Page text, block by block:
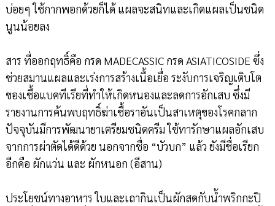
บ่อยๆ ใช้กากพอกด้วยก็ได้ แผลจะสนิทและเกิดแผลเป็นชนิด
นูนน้อยลง
สาร ที่ออกฤทธิ์คือ กรด MADECASSIC กรด ASIATICOSIDE ซึ่ง
ช่วยสมานแผลและเร่งการสร้างเนื้อเยื่อ ระงับการเจริญเติบโต
ของเชื้อแบคทีเรียที่ทำให้เกิดหนองและลดการอักเสบ ซึ่งมี
รายงานการค้นพบฤทธิ์ฆ่าเชื้อราอันเป็นสาเหตุของโรคกลาก
ปัจจุบันมีการพัฒนายาเตรียมชนิดครีม ใช้ทารักษาแผลอักเสบ
จากการผ่าตัดได้ดีด้วย นอกจากชื่อ “บัวบก” แล้ว ยังมีชื่อเรียก
อีกคือ ผักแว่น และ ผักหนอก (อีสาน)
ประโยชน์ทางอาหาร ใบและเถากินเป็นผักสดกับน้ำพริกกะปิ